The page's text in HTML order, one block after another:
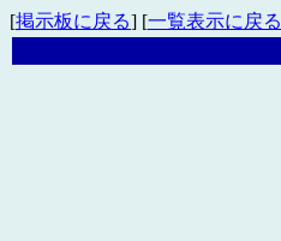
[掲示板に戻る] [一覧表示に戻る